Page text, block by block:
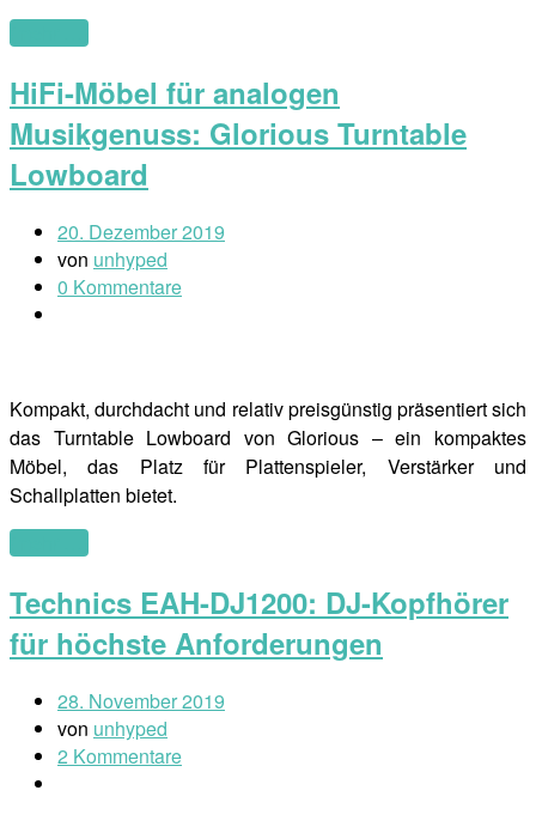
HiFi-Möbel für analogen
Musikgenuss: Glorious Turntable
Lowboard
20. Dezember 2019
von unhyped
0 Kommentare
Kompakt, durchdacht und relativ preisgünstig präsentiert sich
das Turntable Lowboard von Glorious – ein kompaktes
Möbel, das Platz für Plattenspieler, Verstärker und
Schallplatten bietet.
Technics EAH-DJ1200: DJ-Kopfhörer
für höchste Anforderungen
28. November 2019
von unhyped
2 Kommentare